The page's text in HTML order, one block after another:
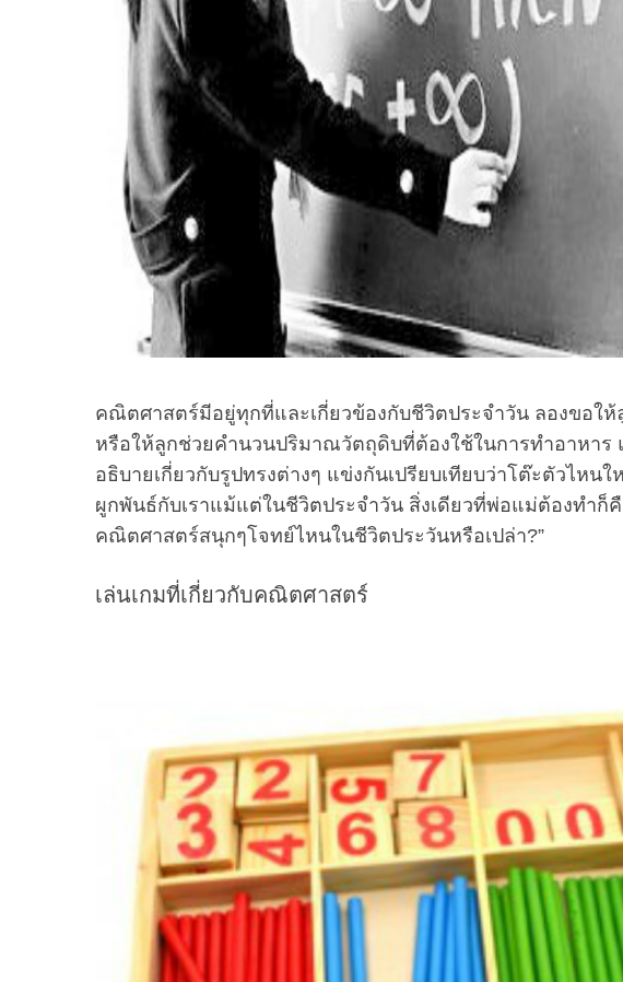
คณิตศาสตร์มีอยู่ทุกที่และเกี่ยวข้องกับชีวิตประจำวัน ลองขอใ
หรือให้ลูกช่วยคำนวนปริมาณวัตถุดิบที่ต้องใช้ในการทำอาหาร
อธิบายเกี่ยวกับรูปทรงต่างๆ แข่งกันเปรียบเทียบว่าโต๊ะตัวไห
ผูกพันธ์กับเราแม้แต่ในชีวิตประจำวัน สิ่งเดียวที่พ่อแม่ต้องทำก็คื
คณิตศาสตร์สนุกๆโจทย์ไหนในชีวิตประวันหรือเปล่า?”
เล่นเกมที่เกี่ยวกับคณิตศาสตร์